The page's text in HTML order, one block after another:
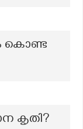
കൊണ്ട
കൃതി?